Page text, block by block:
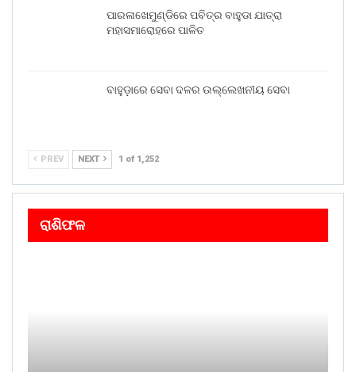
ପାରଳାଖେମୁଣ୍ଡିରେ ପବିତ୍ର ବାହୁଡା ଯାତ୍ରା
ମହାସମାରୋହରେ ପାଳିତ
ବାହୁଡ଼ାରେ ସେବା ଦଳର ଉଲ୍ଲେଖନୀୟ ସେବା
PREV NEXT 1 of 1,252
ରାଶିଫଳ